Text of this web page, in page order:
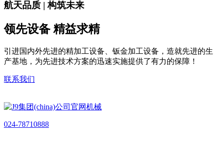
航天品质 | 构筑未来
领先设备 精益求精
引进国内外先进的精加工设备、钣金加工设备，造就先进的生
产基地，为先进技术方案的迅速实施提供了有力的保障！
联系我们
024-78710888